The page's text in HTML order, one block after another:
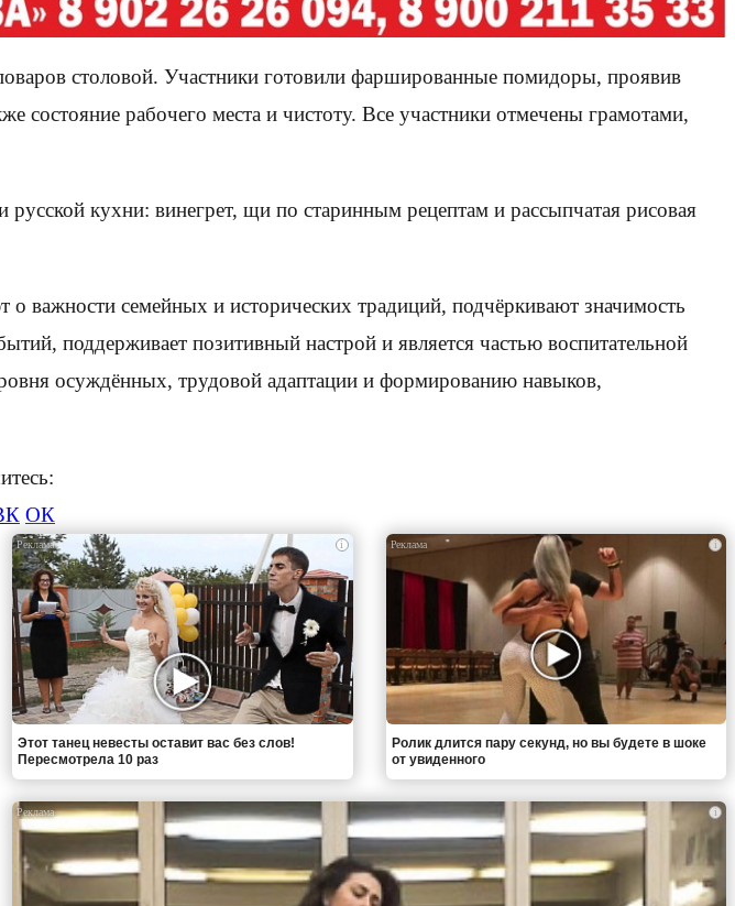
столовой. Участники готовили фаршированные помидоры, проявив
рабочего места и чистоту. Все участники отмечены грамотами,
кухни: винегрет, щи по старинным рецептам и рассыпчатая рисовая
семейных и исторических традиций, подчёркивают значимость
поддерживает позитивный настрой и является частью воспитательной
осуждённых, трудовой адаптации и формированию навыков,
ОК
i
Этот танец невесты оставит вас без слов!
Пересмотрела 10 раз
i
Ролик длится пару секунд, но вы будете в шоке
от увиденного
i